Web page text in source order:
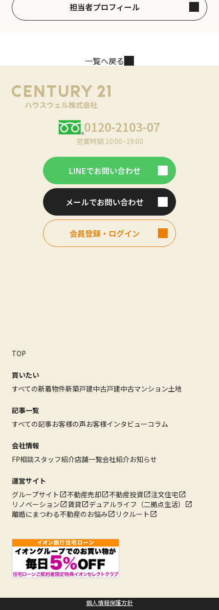
担当者プロフィール
一覧へ戻る
0120-2103-07
営業時間 10:00~19:00
LINEでお問い合わせ
メールでお問い合わせ
会員登録・ログイン
TOP
買いたい
すべての新着物件新築戸建中古戸建中古マンション土地
記事一覧
すべての記事お客様の声お客様インタビューコラム
会社情報
FP相談スタッフ紹介店舗一覧会社紹介お知らせ
運営サイト
グループサイト
不動産売却 不動産投資
注文住宅
リノベーション
賃貸
デュアルライフ（二拠点生活）
離婚にまつわる不動産のお悩み
リクルート
個人情報保護方針